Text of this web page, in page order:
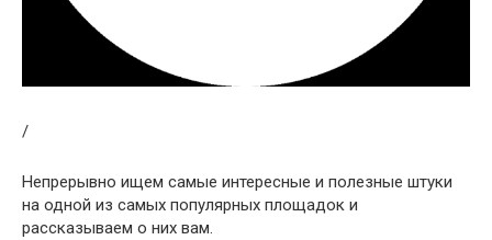
/
Непрерывно ищем самые интересные и полезные штуки
на одной из самых популярных площадок и
рассказываем о них вам.